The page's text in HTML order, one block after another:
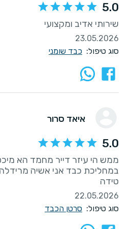
5.0
שירותי אדיב ומקצועי
23.05.2026
סוג טיפול: כבד שומני
איאד סרור
5.0
ממש הי עיזר דייר מחמד הא
במחליכת כבד אני אשיה
טידה
22.05.2026
סוג טיפול: סרטן הכבד